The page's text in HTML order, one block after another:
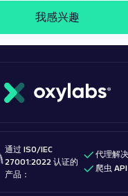
可以在云存储中访问抓取
我感兴趣
通过 ISO/IEC
27001:2022 认证的
产品：
代理解
爬虫 API